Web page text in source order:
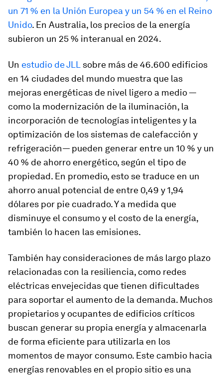
un 71 % en la Unión Europea y un 54 % en el Reino
Unido. En Australia, los precios de la energía
subieron un 25 % interanual en 2024.
Un estudio de JLL sobre más de 46.600 edificios
en 14 ciudades del mundo muestra que las
mejoras energéticas de nivel ligero a medio —
como la modernización de la iluminación, la
incorporación de tecnologías inteligentes y la
optimización de los sistemas de calefacción y
refrigeración— pueden generar entre un 10 % y un
40 % de ahorro energético, según el tipo de
propiedad. En promedio, esto se traduce en un
ahorro anual potencial de entre 0,49 y 1,94
dólares por pie cuadrado. Y a medida que
disminuye el consumo y el costo de la energía,
también lo hacen las emisiones.
También hay consideraciones de más largo plazo
relacionadas con la resiliencia, como redes
eléctricas envejecidas que tienen dificultades
para soportar el aumento de la demanda. Muchos
propietarios y ocupantes de edificios críticos
buscan generar su propia energía y almacenarla
de forma eficiente para utilizarla en los
momentos de mayor consumo. Este cambio hacia
energías renovables en el propio sitio es una